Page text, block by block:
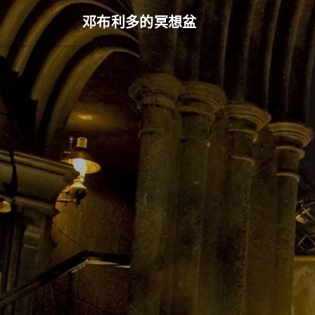
邓布利多的冥想盆